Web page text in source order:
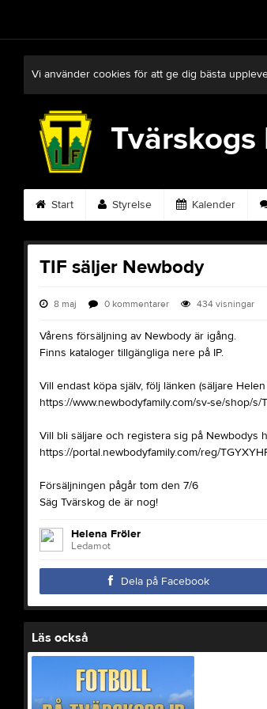
Vi använder cookies för att ge dig bästa
Tvärskogs
Start Styrelse Kalender
TIF säljer Newbody
8 maj 0 kommentarer 434visningar
Vårens försäljning av Newbody är igång.
Finns kataloger tillgängliga nere på IP.
Vill endast köpa själv, följ länken (säljare
https://www.newbodyfamily.com/sv-se/shop/s/
Vill bli säljare och registera sig på Newbodys
https://portal.newbodyfamily.com/reg/
Försäljningen pågår tom den 7/6
Säg Tvärskog de är nog!
Helena Fröler
Ledamot
Dela på Facebook
Läs också